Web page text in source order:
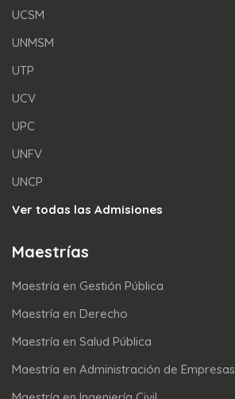
UCSM
UNMSM
UTP
UCV
UPC
UNFV
UNCP
Ver todas las Admisiones
Maestrías
Maestría en Gestión Pública
Maestría en Derecho
Maestría en Salud Pública
Maestría en Administración de Empresas